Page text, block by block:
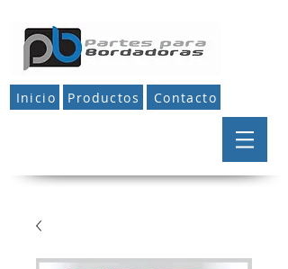
Inicio Productos Contacto